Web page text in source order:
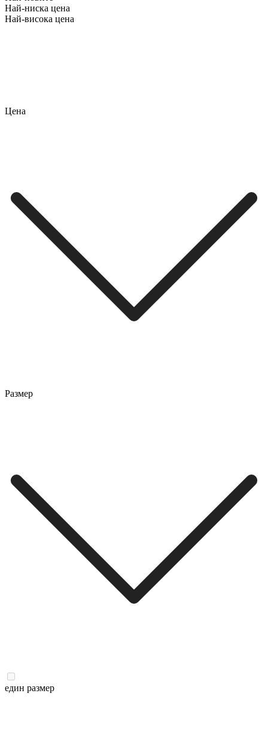
Най-ниска цена
Най-висока цена
Цена
Размер
един размер